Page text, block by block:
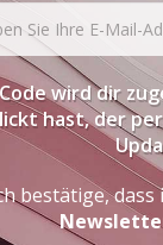
wird dir
hast, der
bestätige, dass